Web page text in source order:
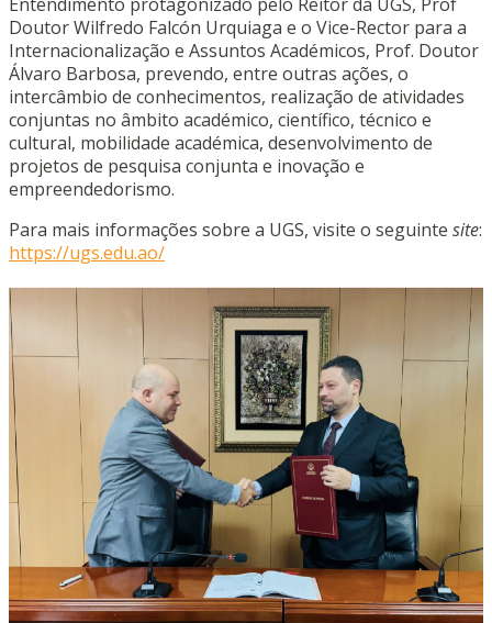
Doutor Wilfredo Falcón Urquiaga e o Vice-Rector para a
Internacionalização e Assuntos Académicos, Prof. Doutor
Álvaro Barbosa, prevendo, entre outras ações, o
intercâmbio de conhecimentos, realização de atividades
conjuntas no âmbito académico, científico, técnico e
cultural, mobilidade académica, desenvolvimento de
projetos de pesquisa conjunta e inovação e
empreendedorismo.
Para mais informações sobre a UGS, visite o seguinte site:
https://ugs.edu.ao/